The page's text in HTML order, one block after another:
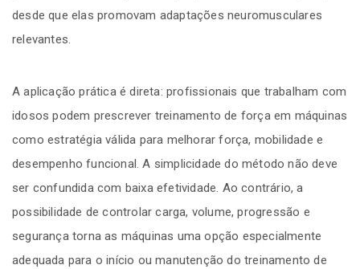
desde que elas promovam adaptações neuromusculares
relevantes.
A aplicação prática é direta: profissionais que trabalham com
idosos podem prescrever treinamento de força em máquinas
como estratégia válida para melhorar força, mobilidade e
desempenho funcional. A simplicidade do método não deve
ser confundida com baixa efetividade. Ao contrário, a
possibilidade de controlar carga, volume, progressão e
segurança torna as máquinas uma opção especialmente
adequada para o início ou manutenção do treinamento de